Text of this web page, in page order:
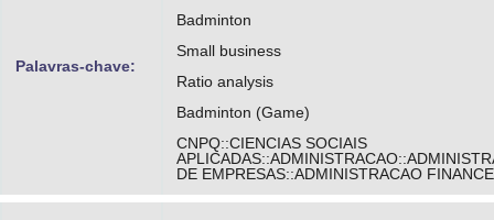
Palavras-chave:
Badminton
Small business
Ratio analysis
Badminton (Game)
CNPQ::CIENCIAS SOCIAIS
DE EMPRESAS::ADMINISTRACAO